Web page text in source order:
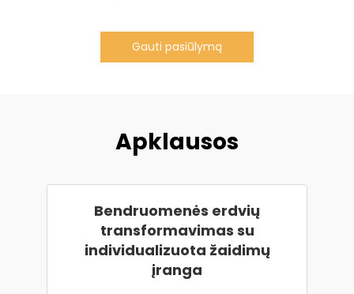
Gauti pasiūlymą
Apklausos
Bendruomenės erdvių
transformavimas su
individualizuota žaidimų
įranga